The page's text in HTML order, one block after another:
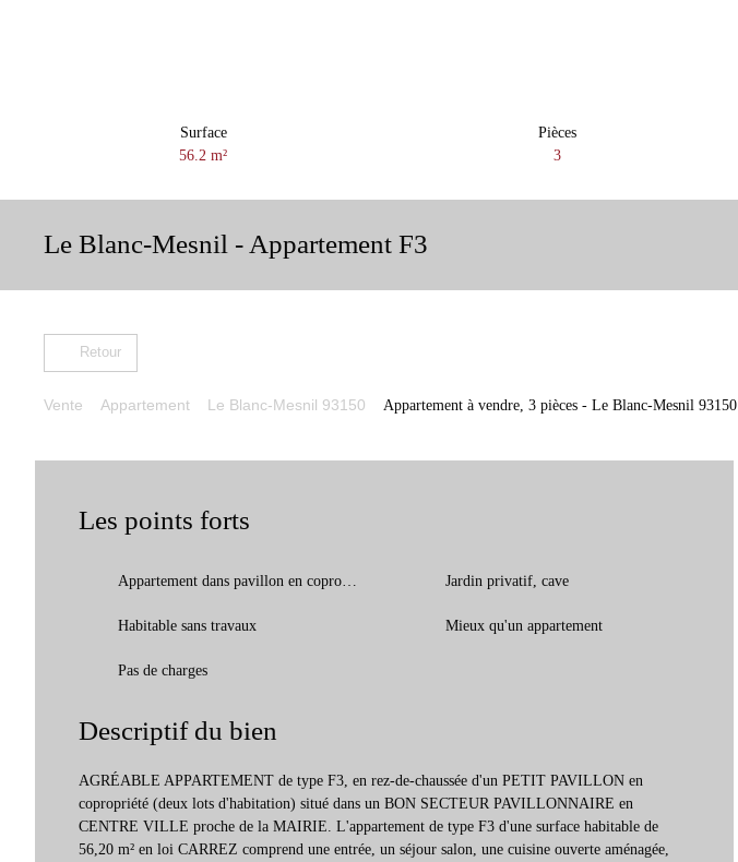
Surface
56.2m²
Pièces
3
Le Blanc-Mesnil - Appartement F3
Retour
Vente Appartement Le Blanc-Mesnil 93150 Appartement à vendre, 3 pièces - Le Blanc-Mesnil 93150
Les points forts
Appartement dans pavillon en copropriété Jardin privatif, cave
Habitable sans travaux Mieux qu'un appartement
Pas de charges
Descriptif du bien
AGRÉABLE APPARTEMENT de type F3, en rez-de-chaussée d'un PETIT PAVILLON en
copropriété (deux lots d'habitation) situé dans un BON SECTEUR PAVILLONNAIRE en
CENTRE VILLE proche de la MAIRIE. L'appartement de type F3 d'une surface habitable de
56,20 m² en loi CARREZ comprend une entrée, un séjour salon, une cuisine ouverte aménagée,